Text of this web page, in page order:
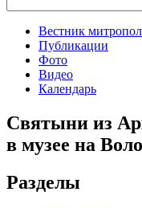
Вестник
Публикации
Фото
Видео
Календарь
Святыни из
в музее на
Разделы